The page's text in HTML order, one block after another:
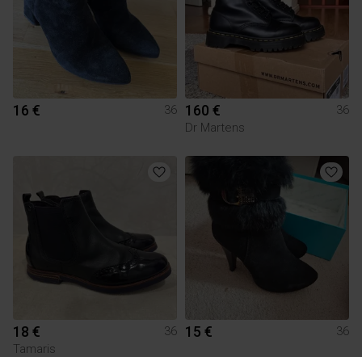
16 € 36 160 €
36
Dr Martens
18 €
36
Tamaris
15 € 36